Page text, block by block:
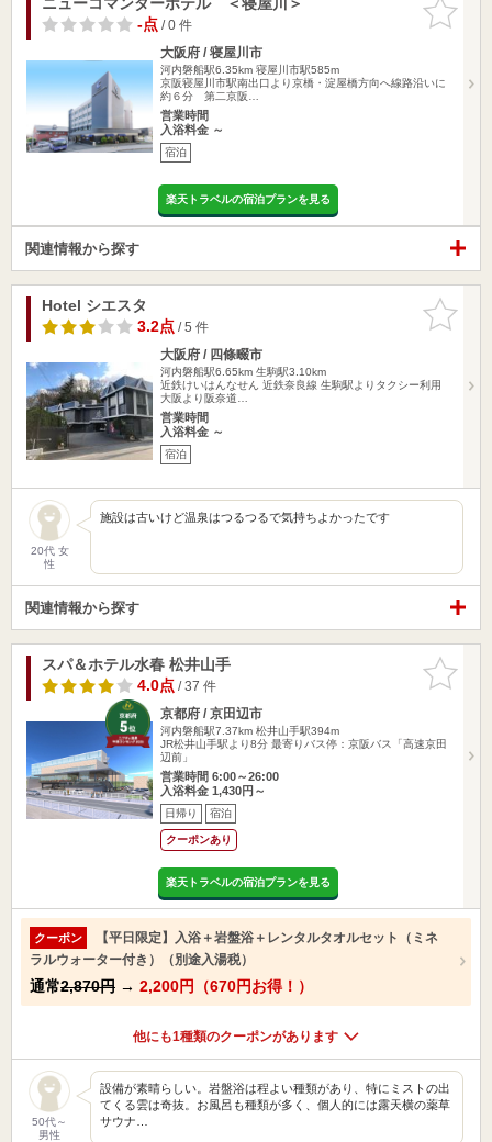
りに追加
-点/ 0 件
大阪府 / 寝屋川市
河内磐船駅6.35km 寝屋川市駅585m
京阪寝屋川市駅南出口より京橋・淀屋橋方向へ線路沿いに
約６分 第二京阪…
営業時間
入浴料金 ～
宿泊
楽天トラベルの宿泊プランを見る
関連情報から探す
お気に入
りに追加
Hotel シエスタ
3.2点/ 5 件
大阪府 / 四條畷市
河内磐船駅6.65km 生駒駅3.10km
近鉄けいはんなせん 近鉄奈良線 生駒駅よりタクシー利用
大阪より阪奈道…
営業時間
入浴料金 ～
宿泊
20代 女
性
施設は古いけど温泉はつるつるで気持ちよかったです
関連情報から探す
お気に入
りに追加
スパ＆ホテル水春 松井山手
4.0点/ 37 件
京都府 / 京田辺市
河内磐船駅7.37km 松井山手駅394m
JR松井山手駅より8分 最寄りバス停：京阪バス「高速京田
辺前」
営業時間 6:00～26:00
入浴料金 1,430円～
日帰り 宿泊
クーポンあり
楽天トラベルの宿泊プランを見る
クーポン
【平日限定】入浴＋岩盤浴＋レンタルタオルセット（ミネ
ラルウォーター付き）（別途入湯税）
通常2,870円 → 2,200円（670円お得！）
他にも1種類のクーポンがあります
50代～
男性
設備が素晴らしい。岩盤浴は程よい種類があり、特にミストの出
てくる雲は奇抜。お風呂も種類が多く、個人的には露天横の薬草
サウナ…